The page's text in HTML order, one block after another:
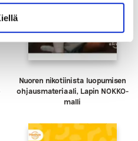
Nuoren nikotiinista luopumisen
ohjausmateriaali, Lapin NOKKO-
malli